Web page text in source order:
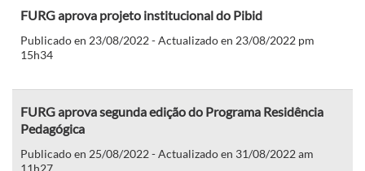
FURG aprova projeto institucional do Pibid
Publicado en 23/08/2022 - Actualizado en 23/08/2022 pm
15h34
FURG aprova segunda edição do Programa Residência
Pedagógica
Publicado en 25/08/2022 - Actualizado en 31/08/2022 am
11h27